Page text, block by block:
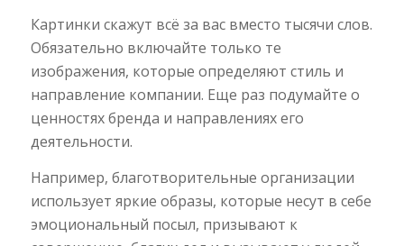
Картинки скажут всё за вас вместо тысячи слов.
Обязательно включайте только те
изображения, которые определяют стиль и
направление компании. Еще раз подумайте о
ценностях бренда и направлениях его
деятельности.
Например, благотворительные организации
использует яркие образы, которые несут в себе
эмоциональный посыл, призывают к